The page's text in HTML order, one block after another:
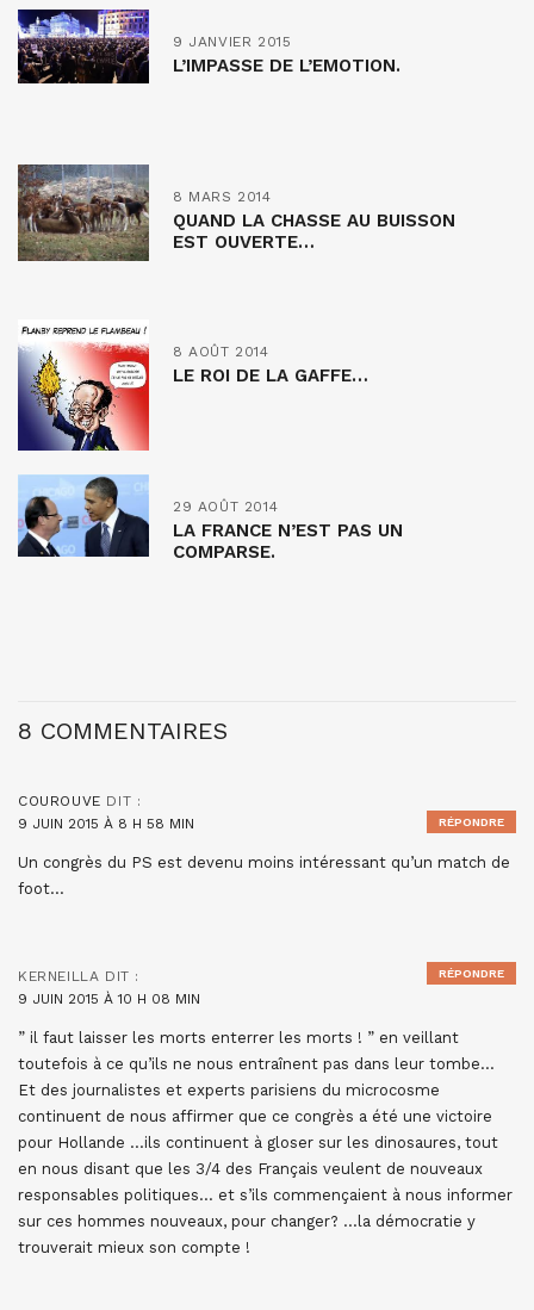
9 JANVIER 2015
L’IMPASSE DE L’EMOTION.
8 MARS 2014
QUAND LA CHASSE AU BUISSON
EST OUVERTE…
8 AOÛT 2014
LE ROI DE LA GAFFE…
29 AOÛT 2014
LA FRANCE N’EST PAS UN
COMPARSE.
8 COMMENTAIRES
COUROUVE DIT :
9 JUIN 2015 À 8 H 58 MIN
Un congrès du PS est devenu moins intéressant qu’un match de
foot…
RÉPONDRE
KERNEILLA DIT :
9 JUIN 2015 À 10 H 08 MIN
” il faut laisser les morts enterrer les morts ! ” en veillant
toutefois à ce qu’ils ne nous entraînent pas dans leur tombe…
Et des journalistes et experts parisiens du microcosme
continuent de nous affirmer que ce congrès a été une victoire
pour Hollande …ils continuent à gloser sur les dinosaures, tout
en nous disant que les 3/4 des Français veulent de nouveaux
responsables politiques… et s’ils commençaient à nous informer
sur ces hommes nouveaux, pour changer? …la démocratie y
trouverait mieux son compte !
RÉPONDRE